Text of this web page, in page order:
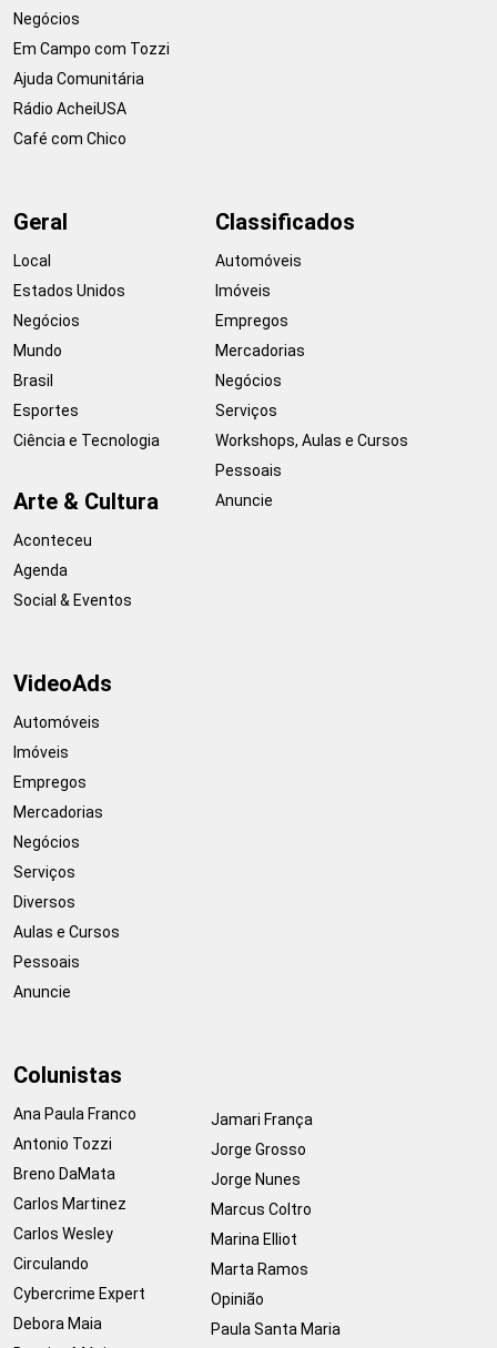
Negócios
Em Campo com Tozzi
Ajuda Comunitária
Rádio AcheiUSA
Café com Chico
Geral
Local
Estados Unidos
Negócios
Mundo
Brasil
Esportes
Ciência e Tecnologia
Arte & Cultura
Aconteceu
Agenda
Social & Eventos
Classificados
Automóveis
Imóveis
Empregos
Mercadorias
Negócios
Serviços
Workshops, Aulas e Cursos
Pessoais
Anuncie
VideoAds
Automóveis
Imóveis
Empregos
Mercadorias
Negócios
Serviços
Diversos
Aulas e Cursos
Pessoais
Anuncie
Colunistas
Ana Paula Franco
Antonio Tozzi
Breno DaMata
Carlos Martinez
Carlos Wesley
Circulando
Cybercrime Expert
Debora Maia
Jamari França
Jorge Grosso
Jorge Nunes
Marcus Coltro
Marina Elliot
Marta Ramos
Opinião
Paula Santa Maria